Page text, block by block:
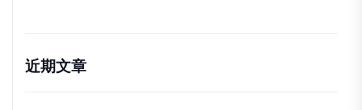
近期文章